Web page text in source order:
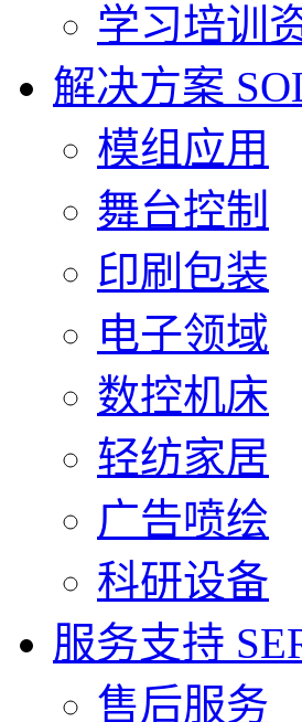
学习培训
解决方案
模组应用
舞台控制
印刷包装
电子领域
数控机床
轻纺家居
广告喷绘
科研设备
服务支持
售后服务